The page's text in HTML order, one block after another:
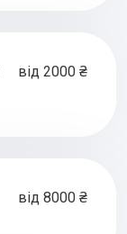
від 2000 ₴
від 8000 ₴